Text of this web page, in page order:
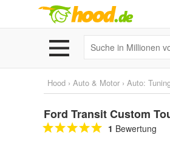
Hood › Auto & Motor › Auto:
Ford Transit Custom
1 Bewertung